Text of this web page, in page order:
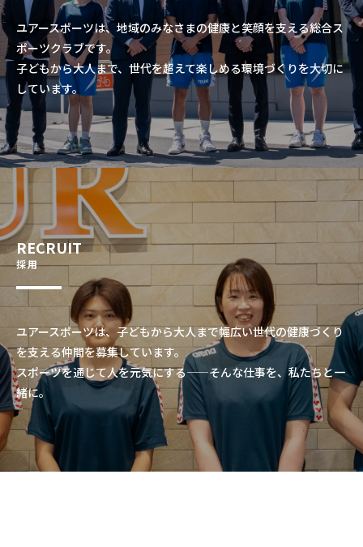
ユアースポーツは、地域のみなさまの健康と笑顔を支える総合ス
ポーツクラブです。
子どもから大人まで、世代を超えて楽しめる環境づくりを大切に
しています。
RECRUIT
採用
ユアースポーツは、子どもから大人まで幅広い世代の健康づくり
を支える仲間を募集しています。
スポーツを通じて人を元気にする——そんな仕事を、私たちと一
緒に。